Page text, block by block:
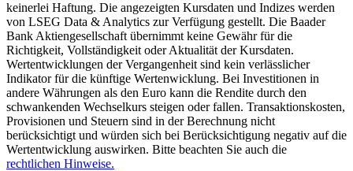
keinerlei Haftung. Die angezeigten Kursdaten und Indizes werden
von LSEG Data & Analytics zur Verfügung gestellt. Die Baader
Bank Aktiengesellschaft übernimmt keine Gewähr für die
Richtigkeit, Vollständigkeit oder Aktualität der Kursdaten.
Wertentwicklungen der Vergangenheit sind kein verlässlicher
Indikator für die künftige Wertenwicklung. Bei Investitionen in
andere Währungen als den Euro kann die Rendite durch den
schwankenden Wechselkurs steigen oder fallen. Transaktionskosten,
Provisionen und Steuern sind in der Berechnung nicht
berücksichtigt und würden sich bei Berücksichtigung negativ auf die
Wertentwicklung auswirken. Bitte beachten Sie auch die
rechtlichen Hinweise.